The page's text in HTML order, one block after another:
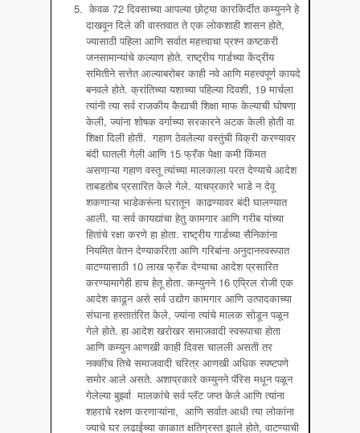
केवळ 72 दिवसाच्या आपल्या छोट्या कारकिर्दीत कम्युनने हे
दाखवून दिले की वास्तवात ते एक लोकशाही शासन होते,
ज्यासाठी पहिला आणि सर्वात महत्त्वाचा प्रश्न कष्टकरी
जनसामान्यांचे कल्याण होते. राष्ट्रीय गार्डच्या केंद्रीय
समितीने सत्तेत आल्याबरोबर काही नवे आणि महत्त्वपूर्ण कायदे
बनवले होते. क्रांतिच्या यशाच्या पहिल्या दिवशी, 19 मार्चला
त्यांनी त्या सर्व राजकीय कैद्याची शिक्षा माफ केल्याची घोषणा
केली, ज्यांना शोषक वर्गाच्या सरकारने अटक केली होती वा
शिक्षा दिली होती. गहाण ठेवलेल्या वस्तुंची विक्री करण्यावर
बंदी घातली गेली आणि 15 फ्रॅंक पेक्षा कमी किंमत
असणाऱ्या गहाण वस्तू त्यांच्या मालकाला परत देण्याचे आदेश
ताबडतोब प्रसारित केले गेले. याचप्रकारे भाडे न देवू
शकणाऱ्या भाडेकरूंना घरातून काढण्यावर बंदी घालण्यात
आली. या सर्व कायद्यांचा हेतु कामगार आणि गरीब यांच्या
हितांचे रक्षा करणे हा होता. राष्ट्रीय गार्डच्या सैनिकांना
नियमित वेतन देण्याकरिता आणि गरिबांना अनुदानस्वरूपात
वाटण्यासाठी 10 लाख फ्रॅंक देण्याचा आदेश प्रसारित
करण्यामागेही हाच हेतू होता. कम्युनने 16 एप्रिल रोजी एक
आदेश काढून असे सर्व उद्योग कामगार आणि उत्पादकाच्या
संघाना हस्तातंरित केले, ज्यांना त्यांचे मालक सोडून पळून
गेले होते. हा आदेश खरोखर समाजवादी स्वरूपाचा होता
आणि कम्युन आणखी काही दिवस चालली असती तर
नक्कीच तिचे समाजवादी चरित्र आणखी अधिक स्पष्टपणे
समोर आले असते. अशाप्रकारे कम्युनने पॅरिस मधून पळून
गेलेल्या बुर्झ्वा मालकांचे सर्व प्लॅट जप्त केले आणि त्यांना
शहराचे रक्षण करणाऱ्यांना, आणि सर्वात आधी त्या लोकांना
ज्याचे घर लढाईच्या काळात क्षतिग्रस्त झाले होते, वाटण्याची